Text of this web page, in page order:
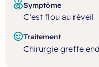
Symptôme
C’est flou au réveil
Traitement
Chirurgie greffe